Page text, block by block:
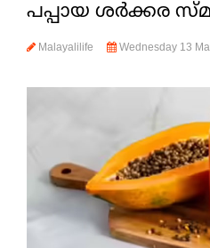
പപ്പായ ശർക്കര
Malayalilife Wednesday 13